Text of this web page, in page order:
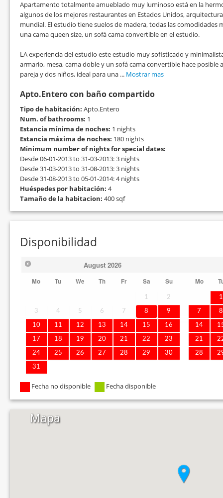
Apartamento totalmente amueblado muy luminoso está en la
algunos de los mejores restaurantes en Estados Unidos,
mundial. El estudio tiene suelos de madera, todas las
una cama queen size, un sofá cama convertible en el estudio.
LA experiencia del estudio este estudio muy sofisticado y
armario, mesa, cama doble y un sofá cama convertible hace
pareja y dos niños, ideal para una ... Mostrar mas
Apto.Entero con baño compartido
Tipo de habitación: Apto.Entero
Num. of bathrooms: 1
Estancia mínima de noches: 1 nights
Estancia máxima de noches: 180 nights
Minimum number of nights for special dates:
Desde 06-01-2013 to 31-03-2013: 3 nights
Desde 31-03-2013 to 31-08-2013: 3 nights
Desde 31-08-2013 to 05-01-2014: 4 nights
Huéspedes por habitación: 4
Tamaño de la habitacion: 400 sqf
Disponibilidad
August 2026
Mo Tu We Th Fr Sa Su
1 2
3 4 5 6 7 8 9
10 11 12 13 14 15 16
17 18 19 20 21 22 23
24 25 26 27 28 29 30
31
Mo
1
7 8
14
21
28
Fecha no disponible Fecha disponible
Mapa